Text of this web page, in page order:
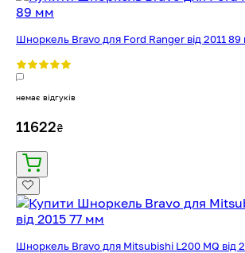
Шноркель Bravo для Ford Ranger від 2011 89
немає відгуків
11622₴
Шноркель Bravo для Mitsubishi L200 MQ від